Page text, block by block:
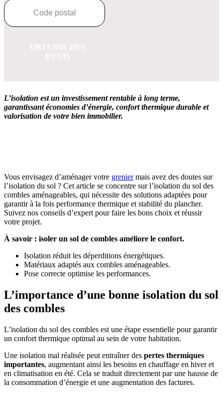
L’isolation est un investissement rentable à long terme,
garantissant économies d’énergie, confort thermique durable et
valorisation de votre bien immobilier.
Vous envisagez d’aménager votre greniermais avez des doutes sur
l’isolation du sol ? Cet article se concentre sur l’isolation du sol des
combles aménageables, qui nécessite des solutions adaptées pour
garantir à la fois performance thermique et stabilité du plancher.
Suivez nos conseils d’expert pour faire les bons choix et réussir
votre projet.
À savoir : isoler un sol de combles améliore le confort.
Isolation réduit les déperditions énergétiques.
Matériaux adaptés aux combles aménageables.
Pose correcte optimise les performances.
L’importance d’une bonne isolation du sol
des combles
L’isolation du sol des combles est une étape essentielle pour garantir
un confort thermique optimal au sein de votre habitation.
Une isolation mal réalisée peut entraîner des pertes thermiques
importantes, augmentant ainsi les besoins en chauffage en hiver et
en climatisation en été. Cela se traduit directement par une hausse de
la consommation d’énergie et une augmentation des factures.